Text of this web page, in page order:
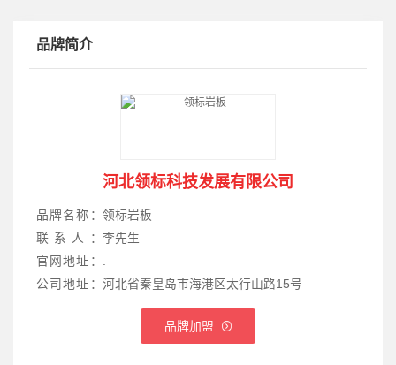
品牌简介
河北领标科技发展有限公司
品牌名称： 领标岩板
联系人： 李先生
官网地址： .
公司地址： 河北省秦皇岛市海港区太行山路15号
品牌加盟